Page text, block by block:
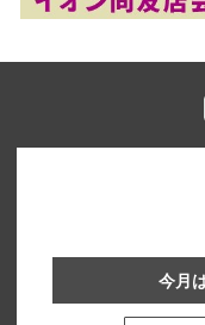
今月